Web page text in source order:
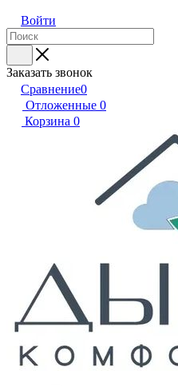
Войти
Заказать звонок
Сравнение0
Отложенные 0
Корзина 0